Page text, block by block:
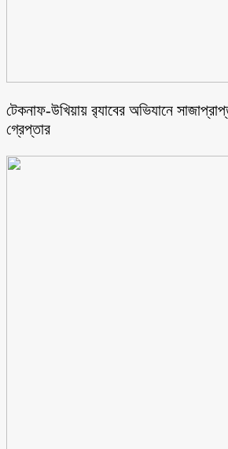
টেকনাফ-উখিয়ায় র‌্যাবের অভিযানে
গ্রেপ্তার